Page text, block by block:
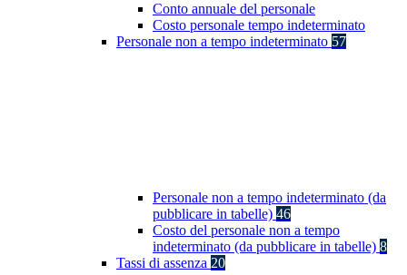
Conto annuale del personale
Costo personale tempo indeterminato
Personale non a tempo indeterminato 57
Personale non a tempo indeterminato (da
pubblicare in tabelle) 46
Costo del personale non a tempo
indeterminato (da pubblicare in tabelle) 8
Tassi di assenza 20